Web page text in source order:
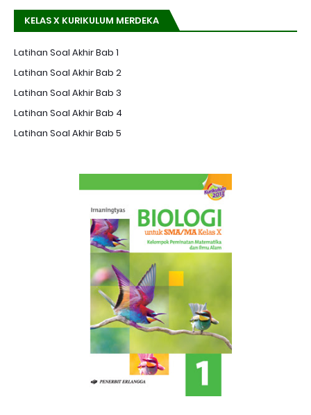
KELAS X KURIKULUM MERDEKA
Latihan Soal Akhir Bab 1
Latihan Soal Akhir Bab 2
Latihan Soal Akhir Bab 3
Latihan Soal Akhir Bab 4
Latihan Soal Akhir Bab 5